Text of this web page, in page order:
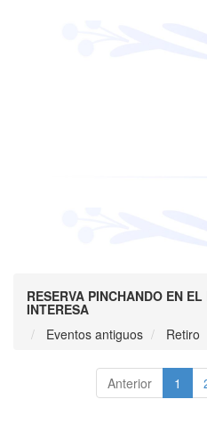
RESERVA PINCHANDO EN
INTERESA
Eventos antiguos
Retiro
Anterior 1